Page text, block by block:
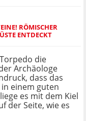
RÖMISCHER
ENTDECKT
die
Archäologe
dass das
einem guten
es mit dem Kiel
der Seite, wie es